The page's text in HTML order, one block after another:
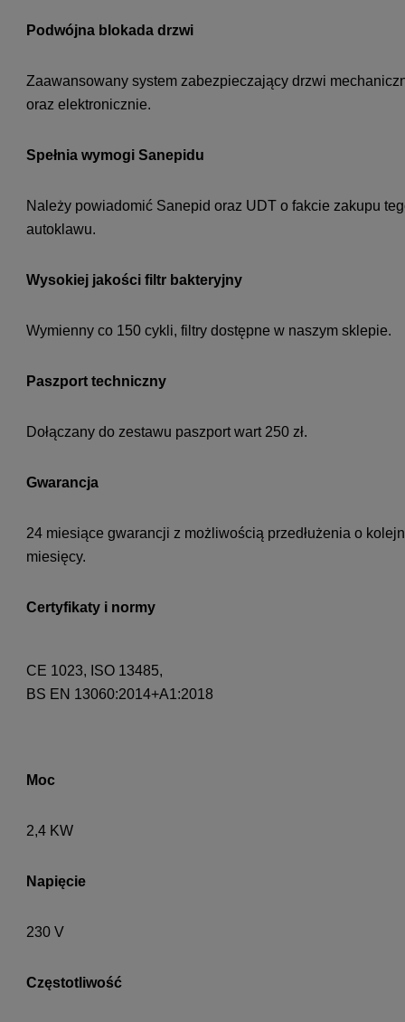
Podwójna blokada drzwi
Zaawansowany system zabezpieczający drzwi
oraz elektronicznie.
Spełnia wymogi Sanepidu
Należy powiadomić Sanepid oraz UDT o fakcie zakupu
autoklawu.
Wysokiej jakości filtr bakteryjny
Wymienny co 150 cykli, filtry dostępne w naszym sklepie.
Paszport techniczny
Dołączany do zestawu paszport wart 250 zł.
Gwarancja
24 miesiące gwarancji z możliwością przedłużenia o
miesięcy.
Certyfikaty i normy
CE 1023, ISO 13485,
BS EN 13060:2014+A1:2018
Moc
2,4 KW
Napięcie
230 V
Częstotliwość